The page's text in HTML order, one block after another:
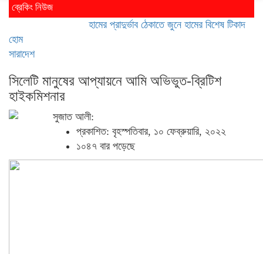
ব্রেকিং নিউজ
হামের প্রাদুর্ভাব ঠেকাতে জুনে হামের বিশেষ টিকাদান; টিকা
হোম
সারাদেশ
সিলেটি মানুষের আপ্যায়নে আমি অভিভুত-ব্রিটিশ
হাইকমিশনার
সুজাত আলী:
প্রকাশিত: বৃহস্পতিবার, ১০ ফেব্রুয়ারি, ২০২২
১০৪৭ বার পড়েছে